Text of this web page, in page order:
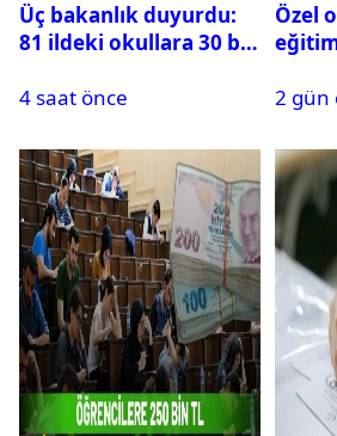
Üç bakanlık duyurdu:
81 ildeki okullara 30 bin
alınacak
4 saat önce
Özel
2 gün